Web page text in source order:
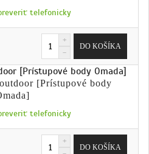
telefonicky
[Prístupové body
telefonicky